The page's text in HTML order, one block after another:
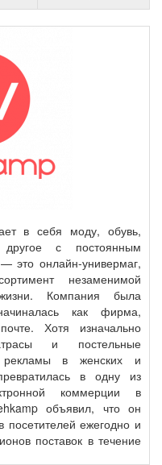
в себя моду, обувь,
с постоянным
это онлайн-универмаг,
незаменимой
Компания была
как фирма,
Хотя изначально
и постельные
в женских и
в одну из
коммерции в
объявил, что он
ежегодно и
поставок в течение